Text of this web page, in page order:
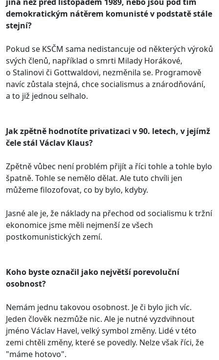
demokratickým nátěrem komunisté v podstatě stále
stejní?
Pokud se KSČM sama nedistancuje od některých výroků
svých členů, například o smrti Milady Horákové,
o Stalinovi či Gottwaldovi, nezměnila se. Programově
navíc zůstala stejná, chce socialismus a znárodňování,
a to již jednou selhalo.
Jak zpětně hodnotíte privatizaci v 90. letech, v jejímž
čele stál Václav Klaus?
Zpětně vůbec není problém přijít a říci tohle a tohle bylo
špatně. Tohle se nemělo dělat. Ale tuto chvíli jen
můžeme filozofovat, co by bylo, kdyby.
Jasné ale je, že náklady na přechod od socialismu k tržní
ekonomice jsme měli nejmenší ze všech
postkomunistických zemí.
Koho byste označil jako největší porevoluční
osobnost?
Nemám jednu takovou osobnost. Je či bylo jich víc.
Jeden člověk nezmůže nic. Ale je nutné vyzdvihnout
jméno Václav Havel, velký symbol změny. Lidé v této
zemi chtěli změny, které se povedly. Nelze však říci, že
"máme hotovo".